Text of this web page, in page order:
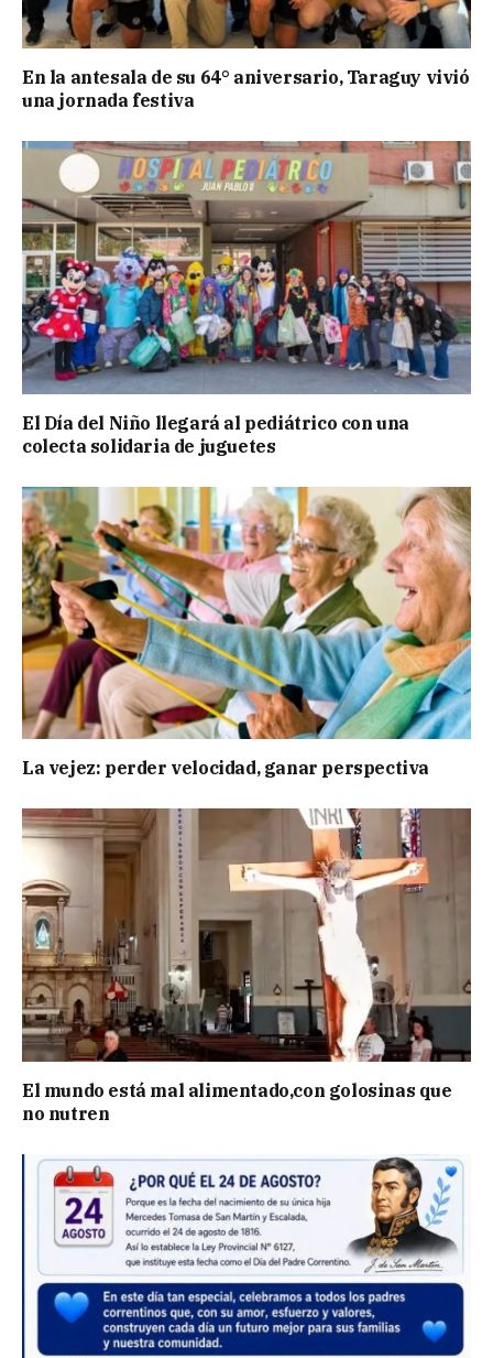
En la antesala de su 64° aniversario, Taraguy vivió
una jornada festiva
El Día del Niño llegará al pediátrico con una
colecta solidaria de juguetes
La vejez: perder velocidad, ganar perspectiva
El mundo está mal alimentado,con golosinas que
no nutren